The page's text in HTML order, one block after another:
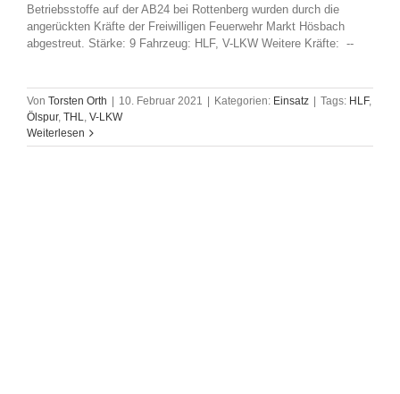
Betriebsstoffe auf der AB24 bei Rottenberg wurden durch die
angerückten Kräfte der Freiwilligen Feuerwehr Markt Hösbach
abgestreut. Stärke: 9 Fahrzeug: HLF, V-LKW Weitere Kräfte: --
Von Torsten Orth 10. Februar 2021 Kategorien: Einsatz Tags: HLF,
Ölspur, THL, V-LKW
Weiterlesen